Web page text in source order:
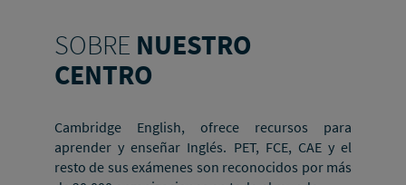
SOBRE NUESTRO
CENTRO
Cambridge English, ofrece recursos para
aprender y enseñar Inglés. PET, FCE, CAE y el
resto de sus exámenes son reconocidos por más